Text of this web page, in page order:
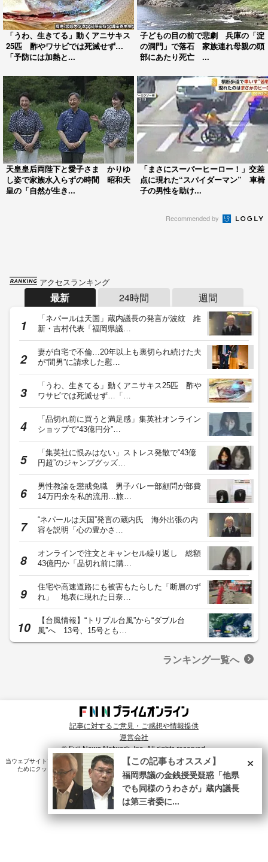
「うわ、生きてる」動くアニサキス
25匹 酢やワサビでは死滅せず…
「予防には加熱と...
子どもの目の前で悲劇 兵庫の「淀
の洞門」で落石 家族連れ母親の頭
部にあたり死亡 ...
天皇皇后両陛下と愛子さま かりゆ
し姿で家族水入らずの時間 昭和天
皇の「自然が生き...
「まさにスーパーヒーロー！」交差
点に現れた“スパイダーマン” 車椅
子の男性を助け...
Recommended by
アクセスランキング
最新 24時間 週間
「ネパールは天国」蔵内議長の発言が波紋 維
新・吉村代表「福岡県議…
妻が自宅で不倫…20年以上も裏切られ続けた夫
が“間男”に請求した慰…
「うわ、生きてる」動くアニサキス25匹 酢や
ワサビでは死滅せず…「…
「品切れ前に買うと満足感」集英社オンライン
ショップで“43億円分”…
「集英社に恨みはない」ストレス発散で“43億
円超”のジャンプグッズ…
男性教諭を懲戒免職 男子バレー部顧問が部費
14万円余を私的流用…旅…
“ネパールは天国”発言の蔵内氏 海外出張の内
容を説明「心の豊かさ…
オンラインで注文とキャンセル繰り返し 総額
43億円か「品切れ前に購…
住宅や高速道路にも被害もたらした「断層のず
れ」 地表に現れた日奈…
【台風情報】“トリプル台風”から“ダブル台
風”へ 13号、15号とも…
ランキング一覧へ
記事に対するご意見・ご感想や情報提供
運営会社
© Fuji News Network, Inc. All rights reserved.
当ウェブサイトでは、ユーザのニーズ・興味・関⼼に合致したコンテンツや広告配信を提供する
ためにクッキーを使⽤しています。詳細は、プライバシーポリシー をご確認ください。×
【この記事もオススメ】
福岡県議の金銭授受疑惑「他県
でも同様のうわさが」蔵内議長
は第三者委に...